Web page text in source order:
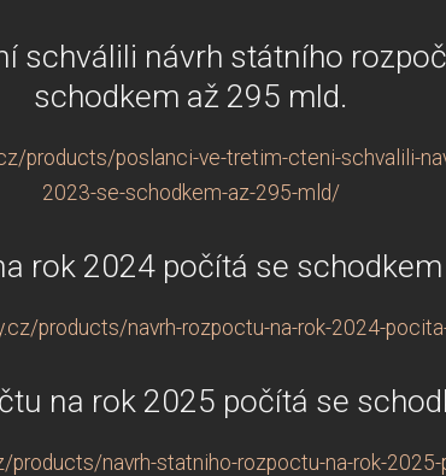
schválili návrh státního
schodkem až 295 mld.
products/poslanci-ve-tretim-cteni-schvalili-
2023-se-schodkem-az-295-mld/
rok 2024 počítá se
products/navrh-rozpoctu-na-rok-2024-
na rok 2025 počítá se
navrh-statniho-rozpoctu-na-rok-